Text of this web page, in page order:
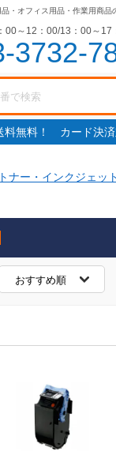
・オフィス用品・作業用商品
00～12：00/13：00～17
3732-
料無料！ カード決
ナー・インクジェット